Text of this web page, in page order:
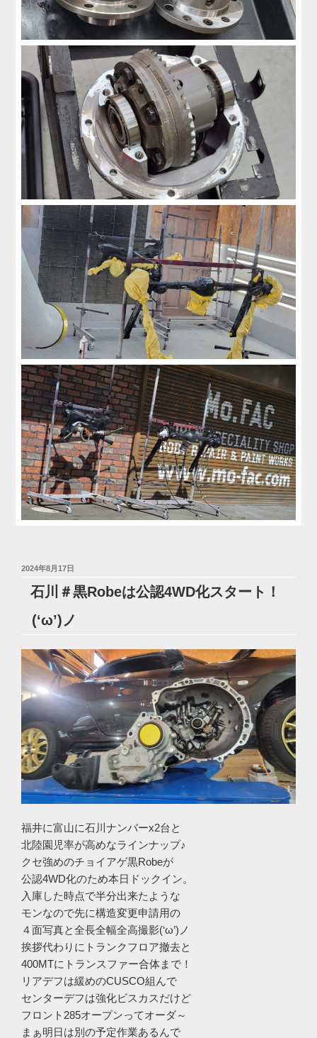
投
日:
2024年8月17日
石川＃黒Robeは公認4WD化スタート！
(‘ω’)ノ
福井に富山に石川ナンバーx2台と
北陸園児率が高めなラインナップ♪
クセ強めのチョイアゲ黒Robeが
公認4WD化のため本日ドックイン。
入庫した時点で半分出来たような
モンなので先に構造変更申請用の
４面写真と全長全幅全高撮影(‘ω’)ノ
挨拶代わりにトランクフロア撤去と
400MTにトランスファー合体まで！
リアデフは緩めのCUSCO組んで
センターデフは強化ビスカスだけど
フロント285オープンってオーダ～
まぁ明日は別の予定作業あるんで